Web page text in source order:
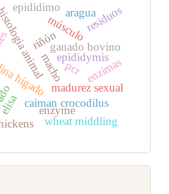
ganado bovino
hígado
músculo
riñón
residuos
animal
caiman crocodilus
epidídimo
macho
madurez sexual
epididymis
enzimas
aragua
enzyme
wheat middling
pcr